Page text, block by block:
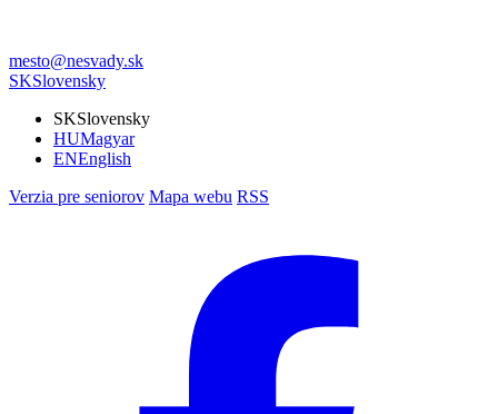
mesto@nesvady.sk
SKSlovensky
SKSlovensky
HUMagyar
ENEnglish
Verzia pre seniorov Mapa webu RSS